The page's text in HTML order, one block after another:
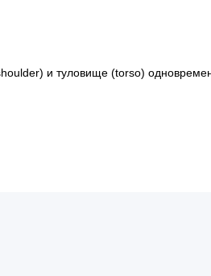
и туловище (torso)